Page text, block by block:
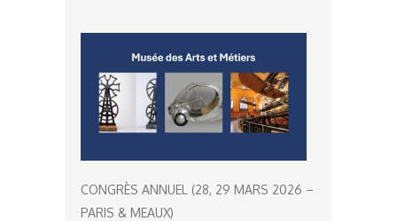
CONGRÈS ANNUEL (28, 29 MARS 2026 –
PARIS & MEAUX)